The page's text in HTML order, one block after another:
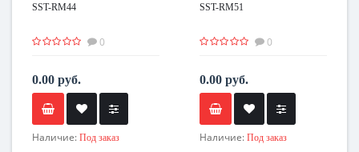
SST-RM44
0
0.00 руб.
Наличие: Под заказ
SST-RM51
0
0.00 руб.
Наличие: Под заказ